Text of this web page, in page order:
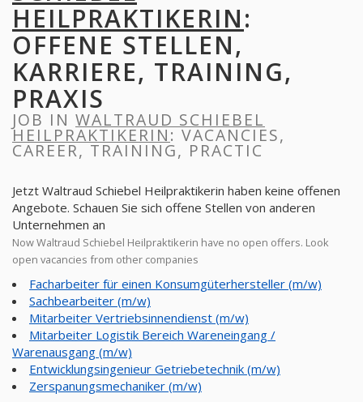
HEILPRAKTIKERIN:
OFFENE STELLEN,
KARRIERE, TRAINING,
PRAXIS
JOB IN WALTRAUD SCHIEBEL
HEILPRAKTIKERIN: VACANCIES,
CAREER, TRAINING, PRACTIC
Jetzt Waltraud Schiebel Heilpraktikerin haben keine offenen
Angebote. Schauen Sie sich offene Stellen von anderen
Unternehmen an
Now Waltraud Schiebel Heilpraktikerin have no open offers. Look
open vacancies from other companies
Facharbeiter für einen Konsumgüterhersteller (m/w)
Sachbearbeiter (m/w)
Mitarbeiter Vertriebsinnendienst (m/w)
Mitarbeiter Logistik Bereich Wareneingang /
Warenausgang (m/w)
Entwicklungsingenieur Getriebetechnik (m/w)
Zerspanungsmechaniker (m/w)